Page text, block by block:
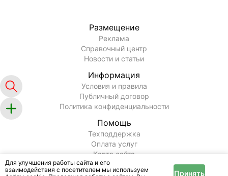
Для улучшения работы сайта и его
взаимодействия с посетителем мы используем
Принять
Размещение
Реклама
Справочный центр
Новости и статьи
Информация
Условия и правила
Публичный договор
Политика конфиденциальности
Помощь
Техподдержка
Оплата услуг
Карта сайта